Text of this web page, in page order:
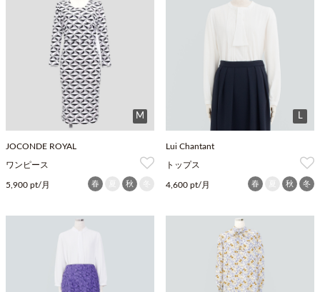
M
JOCONDE ROYAL
ワンピース
5,900 pt/月 春 秋
L
Lui Chantant
トップス
4,600 pt/月 春 秋 冬